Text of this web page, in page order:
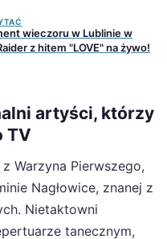
wieczoru w Lublinie w
z hitem "LOVE" na żywo!
artyści, którzy
TV
Warzyna Pierwszego,
Nagłowice, znanej z
Nietaktowni
tanecznym,